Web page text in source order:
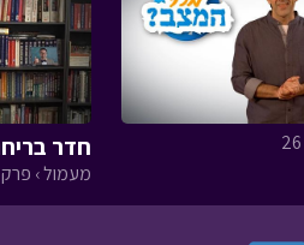
חדר
מעמול › פרק 2